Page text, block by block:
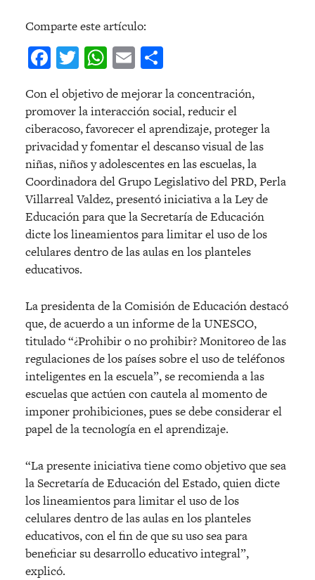
Comparte este artículo:
Facebook
Twitter
WhatsApp
Email
Con el objetivo de mejorar la concentración,
promover la interacción social, reducir el
ciberacoso, favorecer el aprendizaje, proteger la
privacidad y fomentar el descanso visual de las
niñas, niños y adolescentes en las escuelas, la
Coordinadora del Grupo Legislativo del PRD, Perla
Villarreal Valdez, presentó iniciativa a la Ley de
Educación para que la Secretaría de Educación
dicte los lineamientos para limitar el uso de los
celulares dentro de las aulas en los planteles
educativos.
La presidenta de la Comisión de Educación destacó
que, de acuerdo a un informe de la UNESCO,
titulado “¿Prohibir o no prohibir? Monitoreo de las
regulaciones de los países sobre el uso de teléfonos
inteligentes en la escuela”, se recomienda a las
escuelas que actúen con cautela al momento de
imponer prohibiciones, pues se debe considerar el
papel de la tecnología en el aprendizaje.
“La presente iniciativa tiene como objetivo que sea
la Secretaría de Educación del Estado, quien dicte
los lineamientos para limitar el uso de los
celulares dentro de las aulas en los planteles
educativos, con el fin de que su uso sea para
beneficiar su desarrollo educativo integral”,
explicó.